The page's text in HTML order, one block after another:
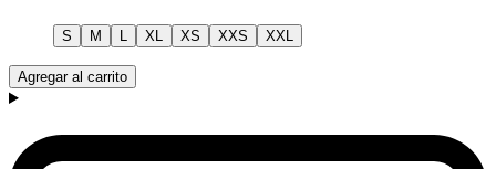
S M L XL XS XXS XXL
Agregar al carrito